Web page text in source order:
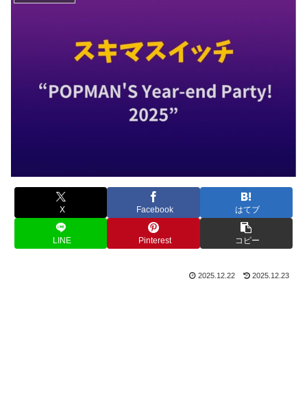
X Facebook はてブ
LINE Pinterest コピー
2025.12.22 2025.12.23